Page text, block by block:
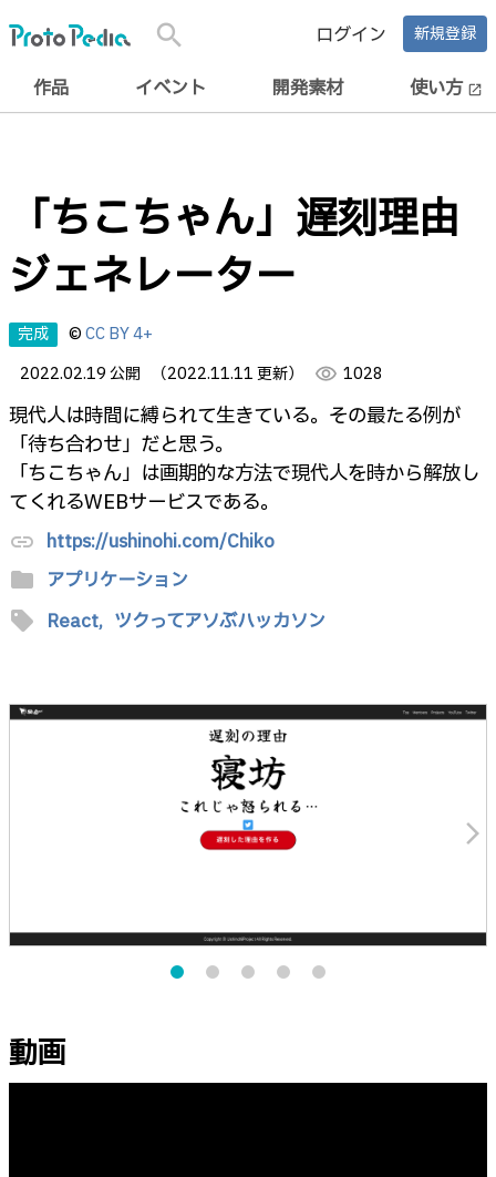
search ログイン 新規登録
作品 イベント 開発素材 使い方 open_in_new
「ちこちゃん」遅刻理由
ジェネレーター
完成 ©CC BY 4+
2022.02.19 公開
（2022.11.11 更新） visibility 1028
現代人は時間に縛られて生きている。その最たる例が
「待ち合わせ」だと思う。
「ちこちゃん」は画期的な方法で現代人を時から解放し
てくれるWEBサービスである。
link https://ushinohi.com/Chiko
folder アプリケーション
sell React, ツクってアソぶハッカソン
arrow_forward_ios
動画